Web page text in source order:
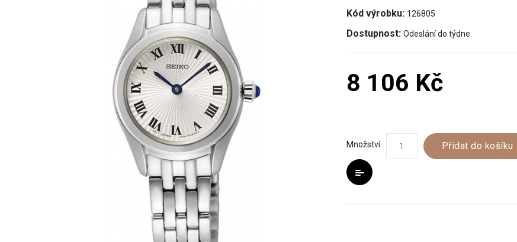
Kód výrobku: 126805
Dostupnost: Odeslání do týdne
8 106 Kč
Množství Přidat do košíku